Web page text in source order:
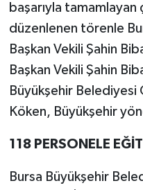
başarıyla tamamlayan
düzenlenen törenle
Başkan Vekili Şahin
Başkan Vekili Şahin
Büyükşehir
Köken, Büyükşehir
118 PERSONELE
Bursa Büyükşehir